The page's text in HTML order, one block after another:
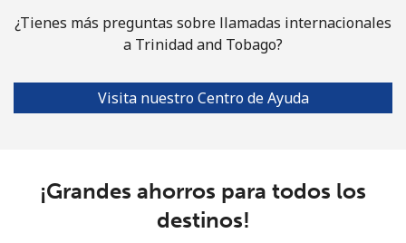
¿Tienes más preguntas sobre llamadas internacionales
a Trinidad and Tobago?
Visita nuestro Centro de Ayuda
¡Grandes ahorros para todos los
destinos!